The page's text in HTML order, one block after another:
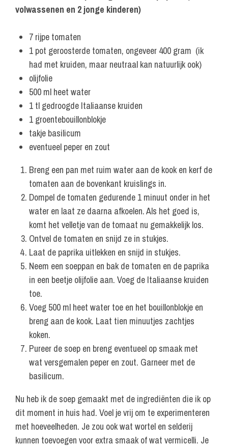
volwassenen en 2 jonge kinderen)
7 rijpe tomaten
1 pot geroosterde tomaten, ongeveer 400 gram (ik
had met kruiden, maar neutraal kan natuurlijk ook)
olijfolie
500 ml heet water
1 tl gedroogde Italiaanse kruiden
1 groentebouillonblokje
takje basilicum
eventueel peper en zout
Breng een pan met ruim water aan de kook en kerf de
tomaten aan de bovenkant kruislings in.
Dompel de tomaten gedurende 1 minuut onder in het
water en laat ze daarna afkoelen. Als het goed is,
komt het velletje van de tomaat nu gemakkelijk los.
Ontvel de tomaten en snijd ze in stukjes.
Laat de paprika uitlekken en snijd in stukjes.
Neem een soeppan en bak de tomaten en de paprika
in een beetje olijfolie aan. Voeg de Italiaanse kruiden
toe.
Voeg 500 ml heet water toe en het bouillonblokje en
breng aan de kook. Laat tien minuutjes zachtjes
koken.
Pureer de soep en breng eventueel op smaak met
wat versgemalen peper en zout. Garneer met de
basilicum.
Nu heb ik de soep gemaakt met de ingrediënten die ik op
dit moment in huis had. Voel je vrij om te experimenteren
met hoeveelheden. Je zou ook wat wortel en selderij
kunnen toevoegen voor extra smaak of wat vermicelli. Je